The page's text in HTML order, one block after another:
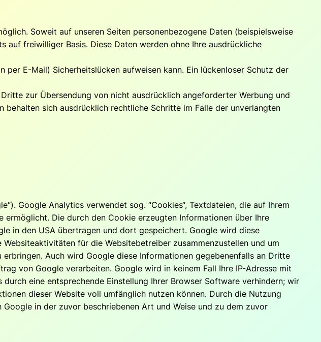
Soweit auf unseren Seiten personenbezogene Daten (beispielsweise
freiwilliger Basis. Diese Daten werden ohne Ihre ausdrückliche
E-Mail) Sicherheitslücken aufweisen kann. Ein lückenloser Schutz der
zur Übersendung von nicht ausdrücklich angeforderter Werbung und
sich ausdrücklich rechtliche Schritte im Falle der unverlangten
Google Analytics verwendet sog. “Cookies“, Textdateien, die auf Ihrem
Die durch den Cookie erzeugten Informationen über Ihre
in den USA übertragen und dort gespeichert. Google wird diese
für die Websitebetreiber zusammenzustellen und um
Auch wird Google diese Informationen gegebenenfalls an Dritte
von Google verarbeiten. Google wird in keinem Fall Ihre IP-Adresse mit
eine entsprechende Einstellung Ihrer Browser Software verhindern; wir
dieser Website voll umfänglich nutzen können. Durch die Nutzung
in der zuvor beschriebenen Art und Weise und zu dem zuvor